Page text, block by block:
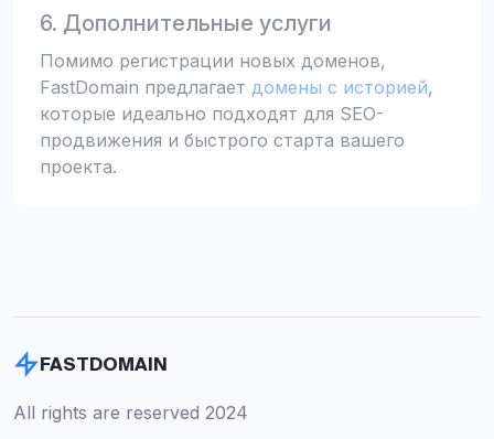
6. Дополнительные услуги
Помимо регистрации новых доменов,
FastDomain предлагает домены с историей,
которые идеально подходят для SEO-
продвижения и быстрого старта вашего
проекта.
FASTDOMAIN
All rights are reserved 2024